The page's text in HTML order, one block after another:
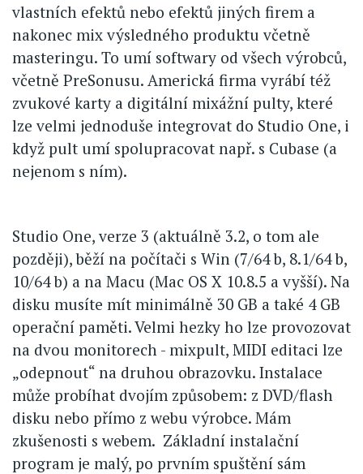
vlastních efektů nebo efektů jiných firem a
nakonec mix výsledného produktu včetně
masteringu. To umí softwary od všech výrobců,
včetně PreSonusu. Americká firma vyrábí též
zvukové karty a digitální mixážní pulty, které
lze velmi jednoduše integrovat do Studio One, i
když pult umí spolupracovat např. s Cubase (a
nejenom s ním).
Studio One, verze 3 (aktuálně 3.2, o tom ale
později), běží na počítači s Win (7/64 b, 8.1/64 b,
10/64 b) a na Macu (Mac OS X 10.8.5 a vyšší). Na
disku musíte mít minimálně 30 GB a také 4 GB
operační paměti. Velmi hezky ho lze provozovat
na dvou monitorech - mixpult, MIDI editaci lze
„odepnout“ na druhou obrazovku. Instalace
může probíhat dvojím způsobem: z DVD/flash
disku nebo přímo z webu výrobce. Mám
zkušenosti s webem. Základní instalační
program je malý, po prvním spuštění sám